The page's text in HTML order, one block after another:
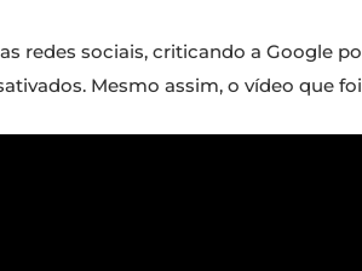
redes sociais, criticando a Google
Mesmo assim, o vídeo que